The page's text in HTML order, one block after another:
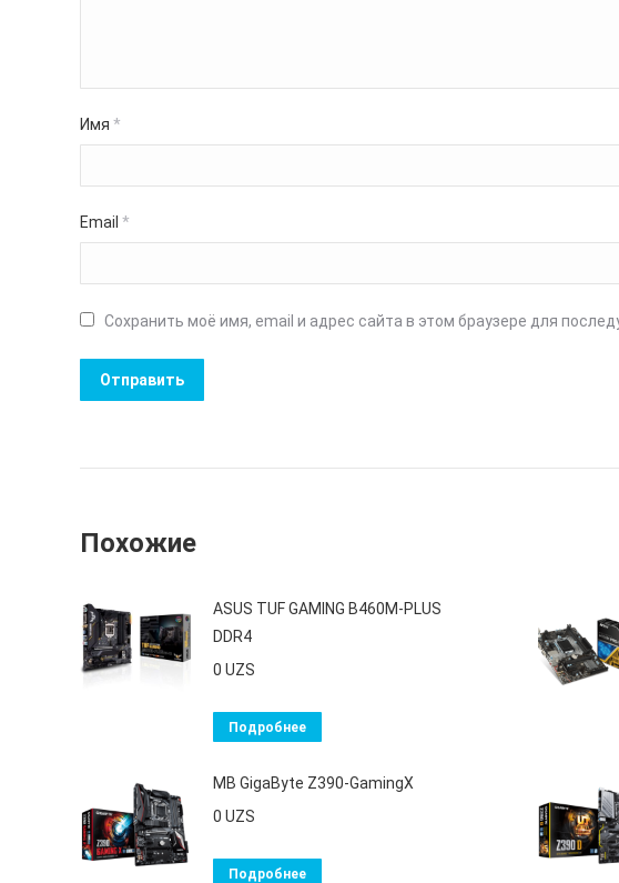
Имя *
Email *
Сохранить моё имя, email и адрес сайта в этом браузере для
Похожие
ASUS TUF GAMING B460M-PLUS
DDR4
0 UZS
Подробнее
MB GigaByte Z390-GamingX
0 UZS
Подробнее